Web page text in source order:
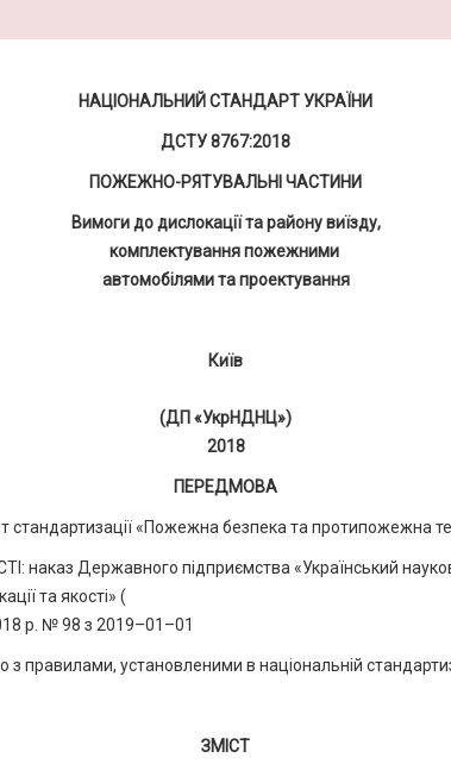
НАЦІОНАЛЬНИЙ СТАНДАРТ УКРАЇНИ
ДСТУ 8767:2018
ПОЖЕЖНО-РЯТУВАЛЬНІ ЧАСТИНИ
Вимоги до дислокації та району виїзду,
комплектування пожежними
автомобілями та проектування
Київ
(ДП «УкрНДНЦ»)
2018
ПЕРЕДМОВА
стандартизації «Пожежна безпека та протипожежна
Державного підприємства «Український
та якості» (
р. № 98 з 2019–01–01
з правилами, установленими в національній
ЗМІСТ